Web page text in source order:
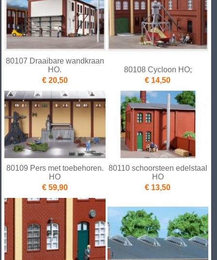
80107 Draaibare wandkraan
HO.
€ 20,50
80108 Cycloon HO;
€ 14,50
80109 Pers met toebehoren.
HO
€ 59,90
80110 schoorsteen edelstaal
HO
€ 13,50